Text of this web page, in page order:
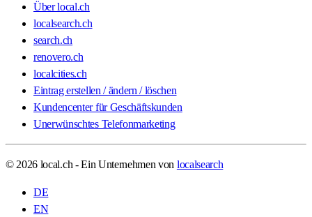
Über local.ch
localsearch.ch
search.ch
renovero.ch
localcities.ch
Eintrag erstellen / ändern / löschen
Kundencenter für Geschäftskunden
Unerwünschtes Telefonmarketing
© 2026 local.ch - Ein Unternehmen von localsearch
DE
EN